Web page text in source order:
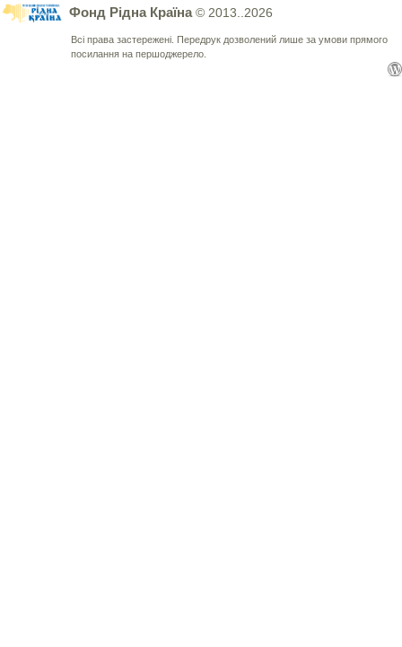
Фонд Рідна Країна© 2013..2026
Всі права застережені. Передрук дозволений лише за умови прямого
посилання на першоджерело.